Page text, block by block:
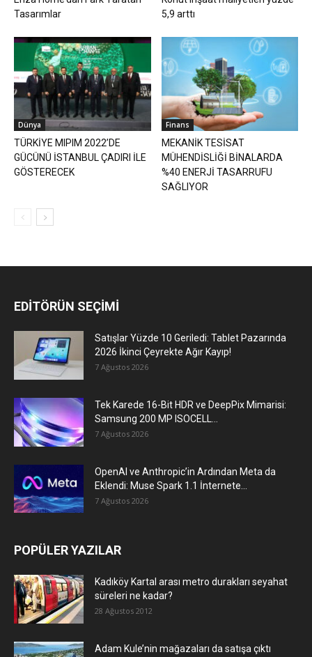
Tasarımlar
5,9 arttı
Dünya
TÜRKİYE MIPIM 2022’DE
GÜCÜNÜ İSTANBUL ÇADIRI İLE
GÖSTERECEK
Finans
MEKANİK TESİSAT
MÜHENDİSLİĞİ BİNALARDA
%40 ENERJİ TASARRUFU
SAĞLIYOR
EDİTÖRÜN SEÇİMİ
Satışlar Yüzde 10 Geriledi: Tablet Pazarında
2026 İkinci Çeyrekte Ağır Kayıp!
7 Ağustos 2026
Tek Karede 16-Bit HDR ve DeepPix Mimarisi:
Samsung 200 MP ISOCELL...
7 Ağustos 2026
OpenAI ve Anthropic’in Ardından Meta da
Eklendi: Muse Spark 1.1 İnternete...
7 Ağustos 2026
POPÜLER YAZILAR
Kadıköy Kartal arası metro durakları seyahat
süreleri ne kadar?
28 Ağustos 2012
Adam Kule’nin mağazaları da satışa çıktı